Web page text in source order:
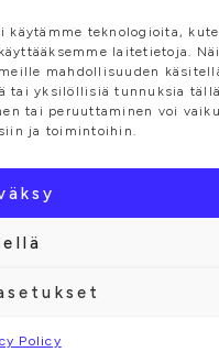
käytämme teknologioita,
laitetietoja.
mahdollisuuden
tai yksilöllisiä tunnuksia
tai peruuttaminen voi
ja toimintoihin.
Policy